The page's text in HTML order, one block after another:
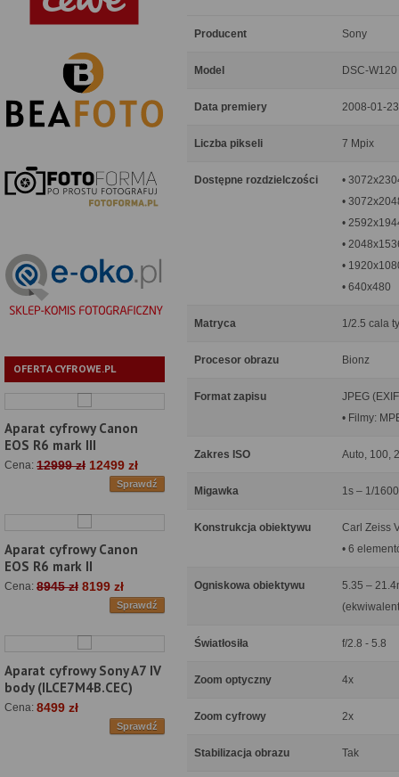
OFERTA CYFROWE.PL
Aparat cyfrowy Canon
EOS R6 mark III
Cena: 12999 zł 12499 zł
Sprawdź
Aparat cyfrowy Canon
EOS R6 mark II
Cena: 8945 zł 8199 zł
Sprawdź
Aparat cyfrowy Sony A7 IV
body (ILCE7M4B.CEC)
Cena: 8499 zł
Sprawdź
Producent Sony
Model DSC-W120
Data premiery 2008-01-23
Liczba pikseli 7 Mpix
Dostępne rozdzielczości
•
•
•
•
•
• 640x480
Matryca 1/2.5 cala
Procesor obrazu Bionz
Format zapisu
JPEG
• Filmy:
Zakres ISO Auto, 100,
Migawka 1s – 1/
Konstrukcja obiektywu
Carl Zeiss
• 6
Ogniskowa obiektywu
5.35 –
Światłosiła f/2.8 - 5.8
Zoom optyczny 4x
Zoom cyfrowy 2x
Stabilizacja obrazu Tak